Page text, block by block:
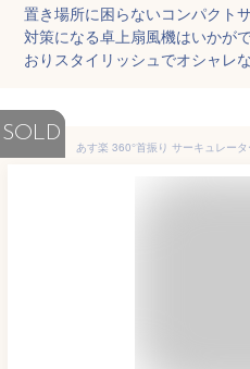
置き場所に困らないコンパクト
対策になる卓上扇風機はいかが
おりスタイリッシュでオシャレ
SOLD